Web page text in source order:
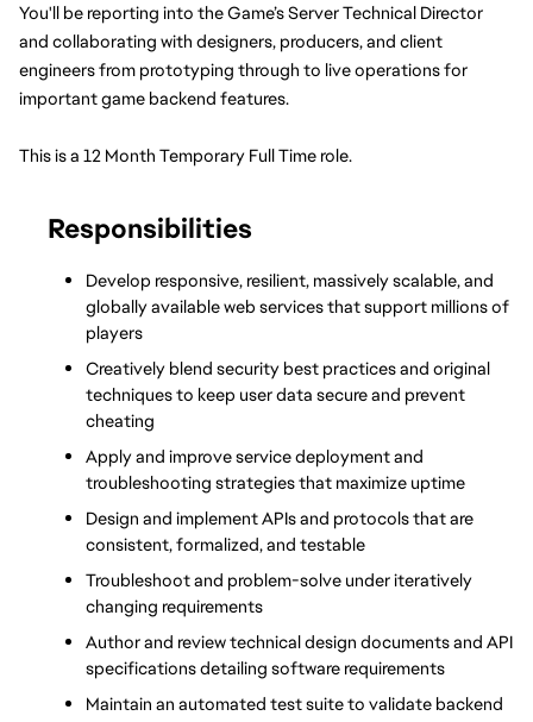
You'll be reporting into the Game’s Server Technical Director
and collaborating with designers, producers, and client
engineers from prototyping through to live operations for
important game backend features.
This is a 12 Month Temporary Full Time role.
Responsibilities
Develop responsive, resilient, massively scalable, and
globally available web services that support millions of
players
Creatively blend security best practices and original
techniques to keep user data secure and prevent
cheating
Apply and improve service deployment and
troubleshooting strategies that maximize uptime
Design and implement APIs and protocols that are
consistent, formalized, and testable
Troubleshoot and problem-solve under iteratively
changing requirements
Author and review technical design documents and API
specifications detailing software requirements
Maintain an automated test suite to validate backend